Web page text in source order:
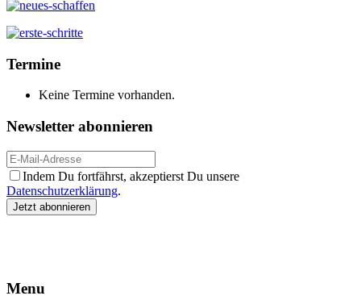
Termine
Keine Termine vorhanden.
Newsletter abonnieren
Indem Du fortfährst, akzeptierst Du unsere
Datenschutzerklärung.
Menu